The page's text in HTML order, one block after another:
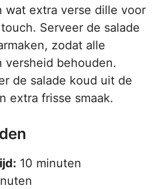
wat extra verse dille voor
Serveer de salade
zodat alle
versheid behouden.
de salade koud uit de
extra frisse smaak.
10 minuten